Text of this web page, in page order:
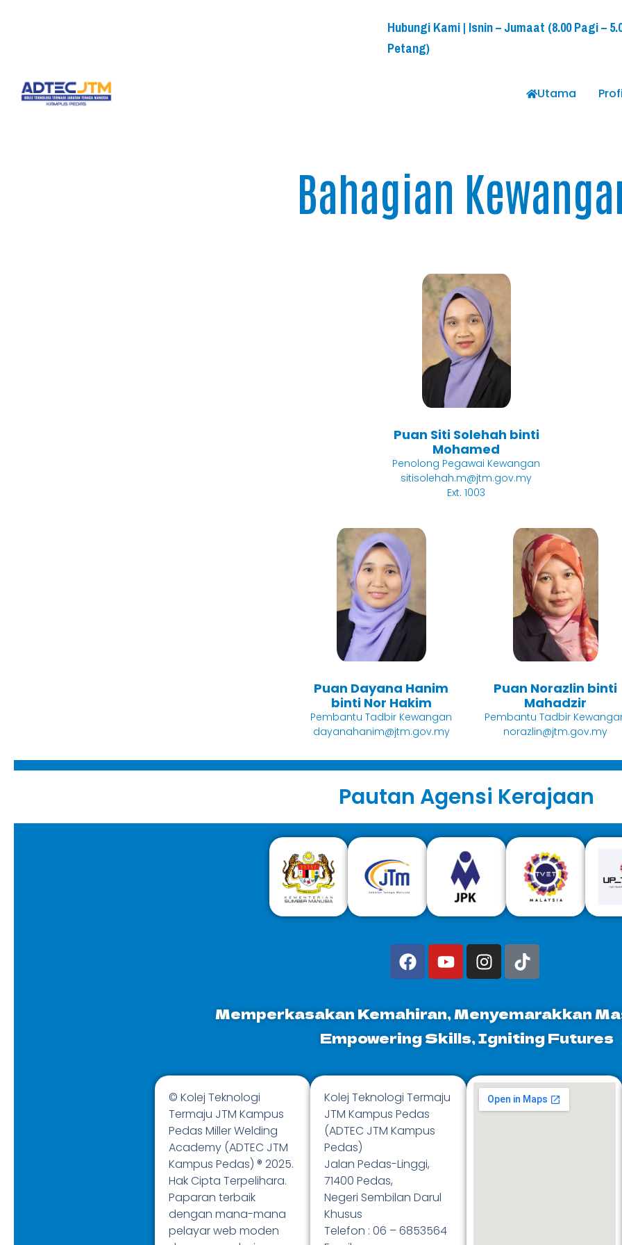
Hubungi Kami | Isnin – Jumaat (8.00 Pagi –
Petang)
Utama
Bahagian
Puan Siti Solehah binti
Mohamed
Penolong Pegawai Kewangan
sitisolehah.m@jtm.gov.my
Ext. 1003
Puan Dayana Hanim
binti Nor Hakim
Pembantu Tadbir Kewangan
dayanahanim@jtm.gov.my
Puan Norazlin binti
Mahadzir
Pembantu Tadbir
norazlin@jtm.gov.my
Pautan Agensi Kerajaan
Memperkasakan Kemahiran, Menyemarakkan
Empowering Skills, Igniting Futures
© Kolej Teknologi
Termaju JTM Kampus
Pedas Miller Welding
Academy (ADTEC JTM
Kampus Pedas) ® 2025.
Hak Cipta Terpelihara.
Paparan terbaik
dengan mana-mana
pelayar web moden
Kolej Teknologi Termaju
JTM Kampus Pedas
(ADTEC JTM Kampus
Pedas)
Jalan Pedas-Linggi,
71400 Pedas,
Negeri Sembilan Darul
Khusus
Telefon : 06 – 6853564